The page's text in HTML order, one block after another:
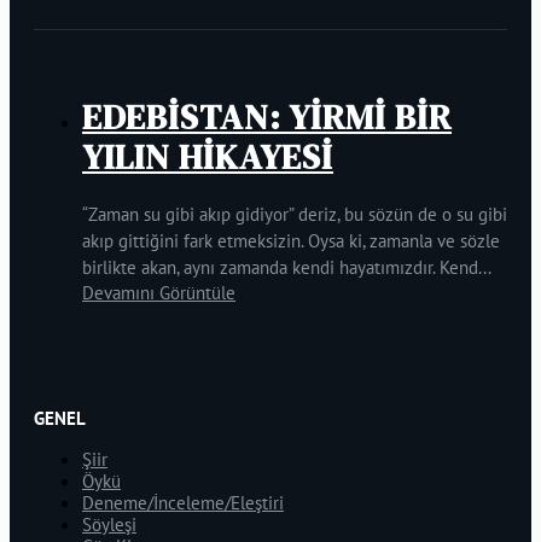
EDEBİSTAN: YİRMİ BİR
YILIN HİKAYESİ
“Zaman su gibi akıp gidiyor” deriz, bu sözün de o su gibi
akıp gittiğini fark etmeksizin. Oysa ki, zamanla ve sözle
birlikte akan, aynı zamanda kendi hayatımızdır. Kend...
Devamını Görüntüle
GENEL
Şiir
Öykü
Deneme/İnceleme/Eleştiri
Söyleşi